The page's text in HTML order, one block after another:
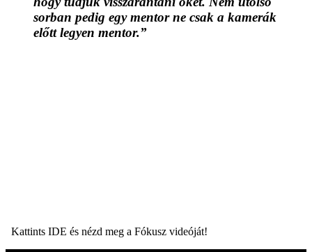
sorban pedig egy mentor ne csak a kamerák
előtt legyen mentor.”
Kattints IDE és nézd meg a Fókusz videóját!